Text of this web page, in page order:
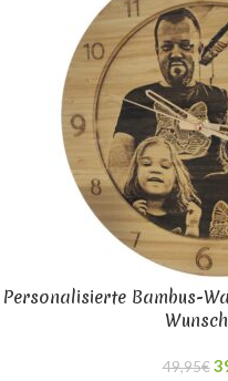
Personalisierte Bambus-
49,95€